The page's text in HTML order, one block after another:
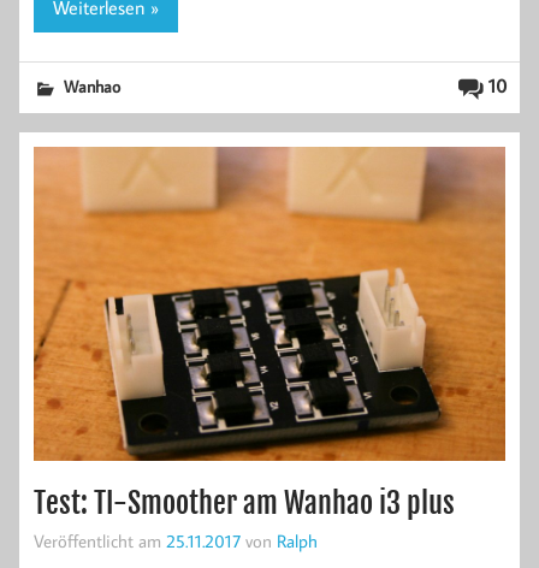
Weiterlesen »
10
Wanhao
Test: TI-Smoother am Wanhao i3 plus
Veröffentlicht am 25.11.2017 von Ralph